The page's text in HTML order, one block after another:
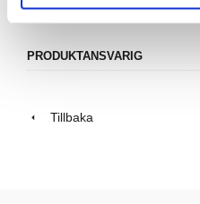
PRODUKTANSVARIG
Tillbaka